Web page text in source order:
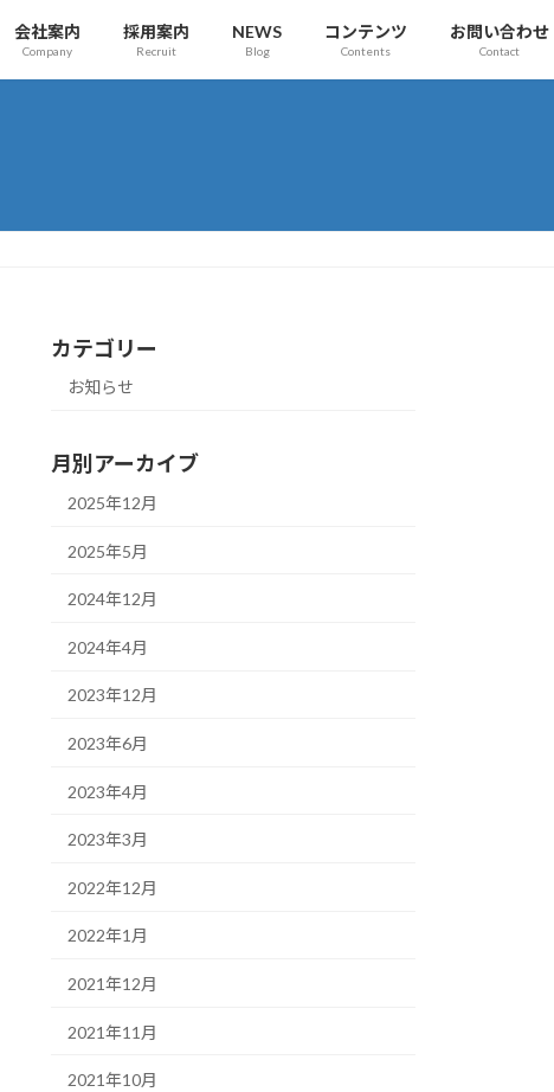
会社案内
Company
採用案内
Recruit
NEWS
Blog
コンテンツ
Contents
お問い合わせ
Contact
カテゴリー
お知らせ
月別アーカイブ
2025年12月
2025年5月
2024年12月
2024年4月
2023年12月
2023年6月
2023年4月
2023年3月
2022年12月
2022年1月
2021年12月
2021年11月
2021年10月